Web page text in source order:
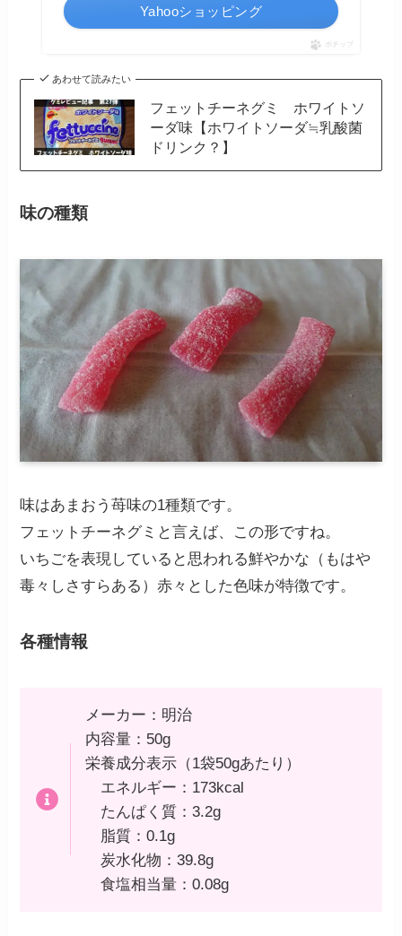
Yahooショッピング
ポチップ
あわせて読みたい
フェットチーネグミ ホワイトソ
ーダ味【ホワイトソーダ≒乳酸菌
ドリンク？】
味の種類
味はあまおう苺味の1種類です。
フェットチーネグミと言えば、この形ですね。
いちごを表現していると思われる鮮やかな（もはや
毒々しさすらある）赤々とした色味が特徴です。
各種情報
メーカー：明治
内容量：50g
栄養成分表示（1袋50gあたり）
エネルギー：173kcal
たんぱく質：3.2g
脂質：0.1g
炭水化物：39.8g
食塩相当量：0.08g